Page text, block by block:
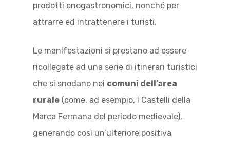
prodotti enogastronomici, nonché per
attrarre ed intrattenere i turisti.
Le manifestazioni si prestano ad essere
ricollegate ad una serie di itinerari turistici
che si snodano nei comuni dell’area
rurale (come, ad esempio, i Castelli della
Marca Fermana del periodo medievale),
generando così un’ulteriore positiva